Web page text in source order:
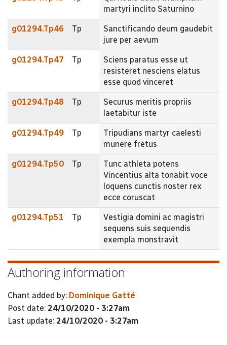
martyri inclito Saturnino
g01294.Tp46 Tp
Sanctificando deum gaudebit
jure per aevum
g01294.Tp47 Tp
Sciens paratus esse ut
resisteret nesciens elatus
esse quod vinceret
g01294.Tp48 Tp
Securus meritis propriis
laetabitur iste
g01294.Tp49 Tp
Tripudians martyr caelesti
munere fretus
g01294.Tp50 Tp
Tunc athleta potens
Vincentius alta tonabit voce
loquens cunctis noster rex
ecce coruscat
g01294.Tp51 Tp
Vestigia domini ac magistri
sequens suis sequendis
exempla monstravit
Authoring information
Chant added by: Dominique Gatté
Post date: 24/10/2020 - 3:27am
Last update: 24/10/2020 - 3:27am